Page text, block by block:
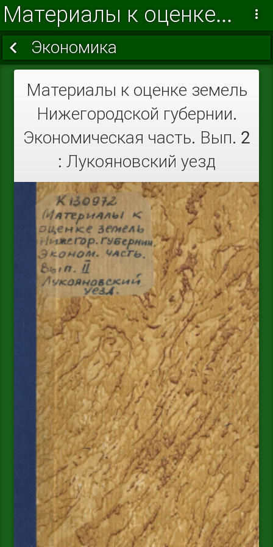
Материалы к оценке земель Нижегородской губернии. Экономическая часть
Экономика
Материалы к оценке земель
Нижегородской губернии.
Экономическая часть. Вып. 2
: Лукояновский уезд